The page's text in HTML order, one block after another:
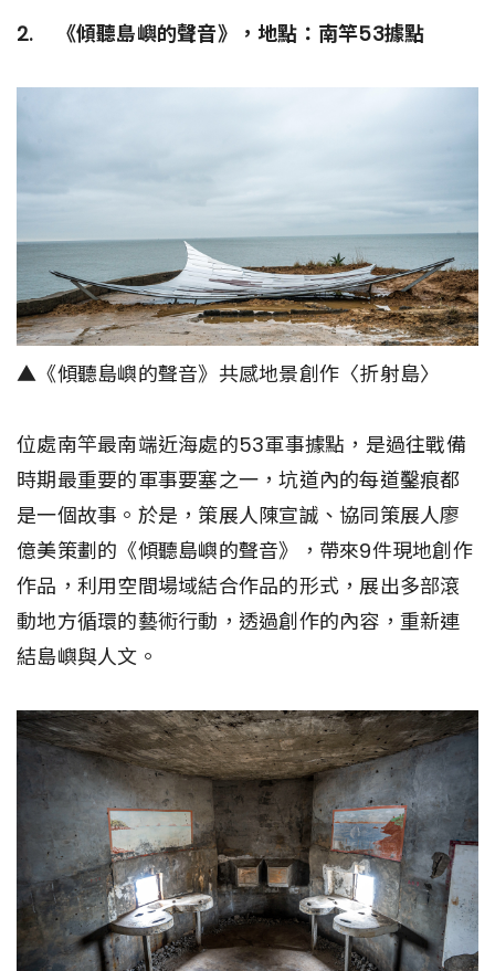
2. 《傾聽島嶼的聲音》，地點：南竿53據點
▲《傾聽島嶼的聲音》共感地景創作〈折射島〉
位處南竿最南端近海處的53軍事據點，是過往戰備
時期最重要的軍事要塞之一，坑道內的每道鑿痕都
是一個故事。於是，策展人陳宣誠、協同策展人廖
億美策劃的《傾聽島嶼的聲音》，帶來9件現地創作
作品，利用空間場域結合作品的形式，展出多部滾
動地方循環的藝術行動，透過創作的內容，重新連
結島嶼與人文。